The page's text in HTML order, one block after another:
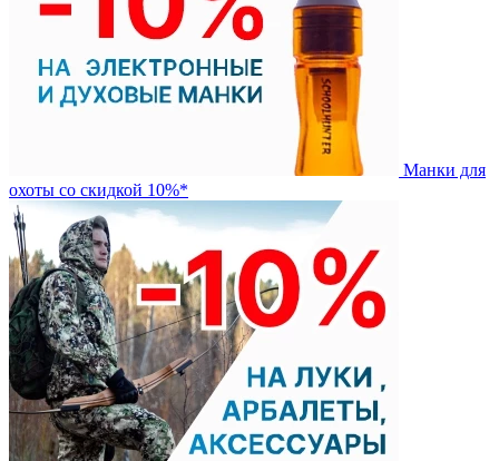
Манки для
охоты со скидкой 10%*